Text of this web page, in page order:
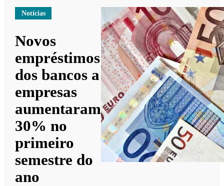
Notícias
Novos
empréstimos
dos bancos a
empresas
aumentaram
30% no
primeiro
semestre do
ano